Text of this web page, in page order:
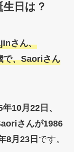
日は？
さん、
で、Saoriさん
10月22日、
さんが1986
8月23日 です。